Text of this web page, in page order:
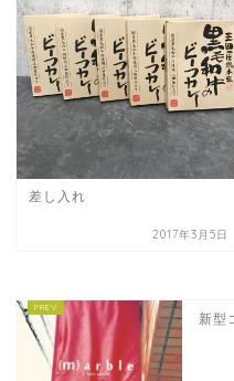
差し入れ
2017年3月5日
新型